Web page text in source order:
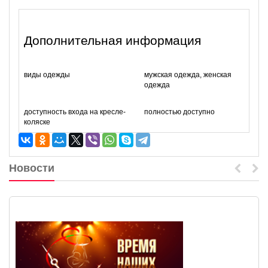
Дополнительная информация
виды одежды
мужская одежда, женская
одежда
доступность входа на кресле-
коляске
полностью доступно
Новости